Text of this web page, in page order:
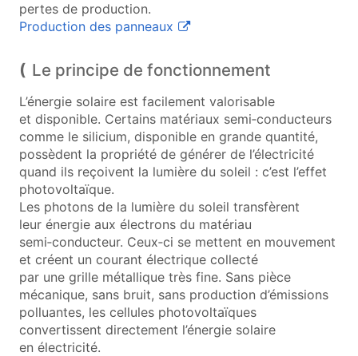
pertes de production.
Production des panneaux (ouvre une nouvelle fenêtre)
Le principe de fonctionnement
L’énergie solaire est facilement valorisable
et disponible. Certains matériaux semi‑conducteurs
comme le silicium, disponible en grande quantité,
possèdent la propriété de générer de l’électricité
quand ils reçoivent la lumière du soleil : c’est l’effet
photovoltaïque.
Les photons de la lumière du soleil transfèrent
leur énergie aux électrons du matériau
semi‑conducteur. Ceux‑ci se mettent en mouvement
et créent un courant électrique collecté
par une grille métallique très fine. Sans pièce
mécanique, sans bruit, sans production d’émissions
polluantes, les cellules photovoltaïques
convertissent directement l’énergie solaire
en électricité.